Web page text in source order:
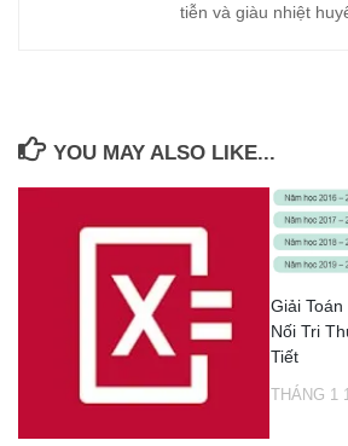
tiễn và giàu nhiệt
YOU MAY ALSO LIKE...
Giải
Nối Tri
Tiết
THÁNG 1